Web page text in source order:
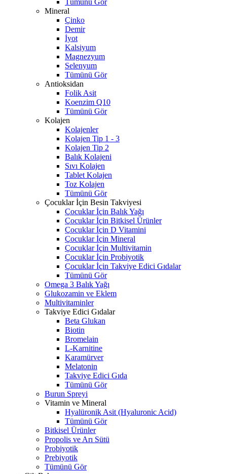
Tümünü Gör
Mineral
Çinko
Demir
İyot
Kalsiyum
Magnezyum
Selenyum
Tümünü Gör
Antioksidan
Folik Asit
Koenzim Q10
Tümünü Gör
Kolajen
Kolajenler
Kolajen Tip 1 - 3
Kolajen Tip 2
Balık Kolajeni
Sıvı Kolajen
Tablet Kolajen
Toz Kolajen
Tümünü Gör
Çocuklar İçin Besin Takviyesi
Çocuklar İçin Balık Yağı
Çocuklar İçin Bitkisel Ürünler
Çocuklar İçin D Vitamini
Çocuklar İçin Mineral
Çocuklar İçin Multivitamin
Çocuklar İçin Probiyotik
Çocuklar İçin Takviye Edici Gıdalar
Tümünü Gör
Omega 3 Balık Yağı
Glukozamin ve Eklem
Multivitaminler
Takviye Edici Gıdalar
Beta Glukan
Biotin
Bromelain
L-Karnitine
Karamürver
Melatonin
Takviye Edici Gıda
Tümünü Gör
Burun Spreyi
Vitamin ve Mineral
Hyalüronik Asit (Hyaluronic Acid)
Tümünü Gör
Bitkisel Ürünler
Propolis ve Arı Sütü
Probiyotik
Prebiyotik
Tümünü Gör